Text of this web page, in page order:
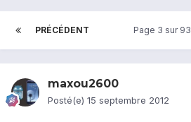
PRÉCÉDENT Page 3 sur 93
maxou2600
Posté(e) 15 septembre 2012